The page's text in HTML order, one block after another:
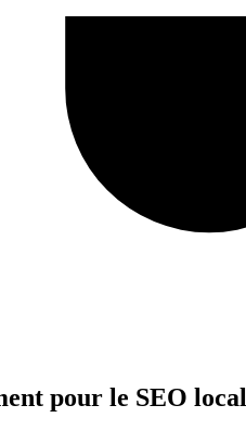
pour le SEO local